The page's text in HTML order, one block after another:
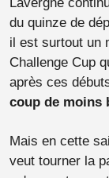
du quinze de
il est surtout un
Challenge Cup
après ces
coup de moins
Mais en cette
veut tourner la